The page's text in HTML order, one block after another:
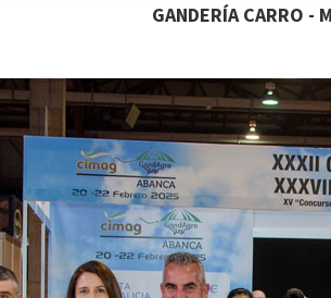
GANDERÍA CARRO -